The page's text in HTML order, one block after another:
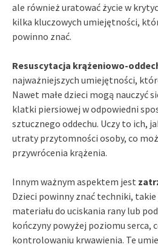
ale również uratować życie w
kilka kluczowych umiejętności,
powinno znać.
Resuscytacja krążeniowo-
najważniejszych umiejętności,
Nawet małe dzieci mogą nauczyć
klatki piersiowej w odpowiedni
sztucznego oddechu. Uczy to ich,
utraty przytomności osoby, co
przywrócenia krążenia.
Innym ważnym aspektem jest
Dzieci powinny znać techniki,
materiału do uciskania rany lub
kończyny powyżej poziomu serca,
kontrolowaniu krwawienia. Te